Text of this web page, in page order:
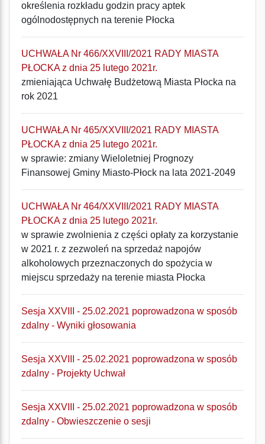
określenia rozkładu godzin pracy aptek
ogólnodostępnych na terenie Płocka
UCHWAŁA Nr 466/XXVIII/2021 RADY MIASTA
PŁOCKA z dnia 25 lutego 2021r.
zmieniająca Uchwałę Budżetową Miasta Płocka na
rok 2021
UCHWAŁA Nr 465/XXVIII/2021 RADY MIASTA
PŁOCKA z dnia 25 lutego 2021r.
w sprawie: zmiany Wieloletniej Prognozy
Finansowej Gminy Miasto-Płock na lata 2021-2049
UCHWAŁA Nr 464/XXVIII/2021 RADY MIASTA
PŁOCKA z dnia 25 lutego 2021r.
w sprawie zwolnienia z części opłaty za korzystanie
w 2021 r. z zezwoleń na sprzedaż napojów
alkoholowych przeznaczonych do spożycia w
miejscu sprzedaży na terenie miasta Płocka
Sesja XXVIII - 25.02.2021 poprowadzona w sposób
zdalny - Wyniki głosowania
Sesja XXVIII - 25.02.2021 poprowadzona w sposób
zdalny - Projekty Uchwał
Sesja XXVIII - 25.02.2021 poprowadzona w sposób
zdalny - Obwieszczenie o sesji